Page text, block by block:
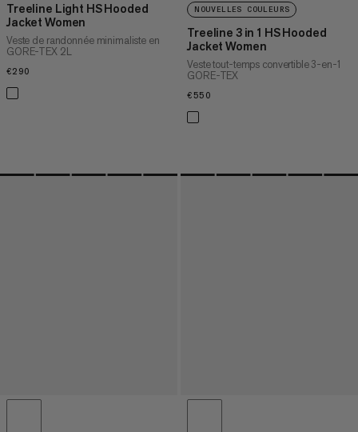
Treeline Light HS Hooded
Jacket Women
Veste de randonnée minimaliste en
GORE-TEX 2L
€290
NOUVELLES COULEURS
Treeline 3 in 1 HS Hooded
Jacket Women
Veste tout-temps convertible 3-en-1
GORE-TEX
€550